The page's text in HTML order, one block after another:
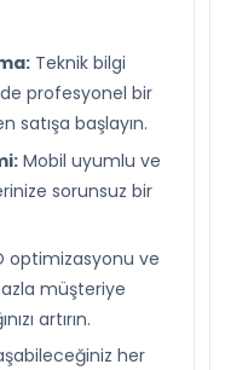
Teknik bilgi
profesyonel bir
başlayın.
Mobil uyumlu ve
sorunsuz bir
optimizasyonu ve
müşteriye
artırın.
her